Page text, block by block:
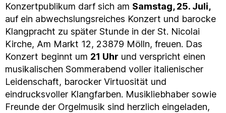
Konzertpublikum darf sich am Samstag, 25. Juli,
auf ein abwechslungsreiches Konzert und barocke
Klangpracht zu später Stunde in der St. Nicolai
Kirche, Am Markt 12, 23879 Mölln, freuen. Das
Konzert beginnt um 21 Uhr und verspricht einen
musikalischen Sommerabend voller italienischer
Leidenschaft, barocker Virtuosität und
eindrucksvoller Klangfarben. Musikliebhaber sowie
Freunde der Orgelmusik sind herzlich eingeladen,